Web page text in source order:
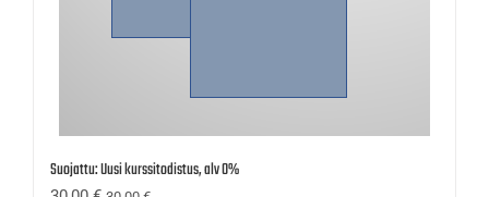
Suojattu: Uusi kurssitodistus, alv 0%